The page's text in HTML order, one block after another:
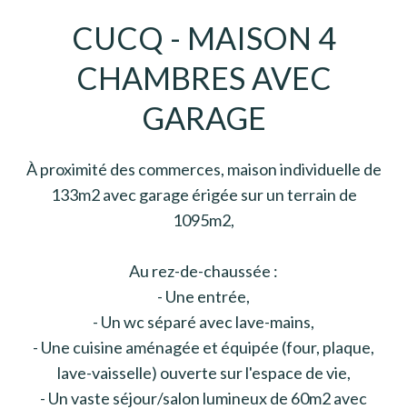
CUCQ - MAISON 4
CHAMBRES AVEC
GARAGE
À proximité des commerces, maison individuelle de
133m2 avec garage érigée sur un terrain de
1095m2,
Au rez-de-chaussée :
- Une entrée,
- Un wc séparé avec lave-mains,
- Une cuisine aménagée et équipée (four, plaque,
lave-vaisselle) ouverte sur l'espace de vie,
- Un vaste séjour/salon lumineux de 60m2 avec